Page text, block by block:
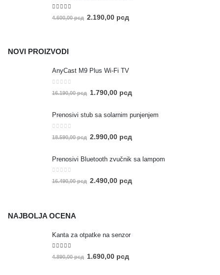
5.00out of 5
4.600,00рсд 2.190,00 рсд
NOVI PROIZVODI
AnyCast M9 Plus Wi-Fi TV
16.190,00рсд 1.790,00 рсд
Prenosivi stub sa solarnim punjenjem
18.590,00рсд 2.990,00 рсд
Prenosivi Bluetooth zvučnik sa lampom
0out of 5
16.490,00рсд 2.490,00 рсд
NAJBOLJA OCENA
Kanta za otpatke na senzor
5.00out of 5
4.890,00рсд 1.690,00 рсд